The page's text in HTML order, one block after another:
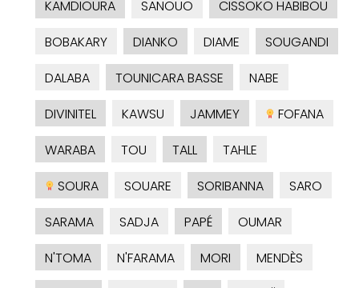
KAMDIOURA
SANOUO
CISSOKO HABIBOU
BOBAKARY
DIANKO DIAME
SOUGANDI
DALABA
TOUNICARA BASSE
NABE
DIVINITEL
KAWSU JAMMEY
FOFANA
WARABA
TOU TALL
TAHLE
SOURA
SOUARE SORIBANNA
SARO
SARAMA
SADJA PAPÉ
OUMAR
N'TOMA
N'FARAMA MORI
MENDÈS